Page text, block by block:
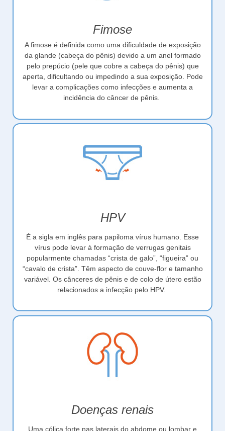
Fimose
A fimose é definida como uma dificuldade de exposição
da glande (cabeça do pênis) devido a um anel formado
pelo prepúcio (pele que cobre a cabeça do pênis) que
aperta, dificultando ou impedindo a sua exposição. Pode
levar a complicações como infecções e aumenta a
incidência do câncer de pênis.
HPV
É a sigla em inglês para papiloma vírus humano. Esse
vírus pode levar à formação de verrugas genitais
popularmente chamadas “crista de galo”, “figueira” ou
“cavalo de crista”. Têm aspecto de couve-flor e tamanho
variável. Os cânceres de pênis e de colo de útero estão
relacionados a infecção pelo HPV.
Doenças renais
Uma cólica forte nas laterais do abdome ou lombar e